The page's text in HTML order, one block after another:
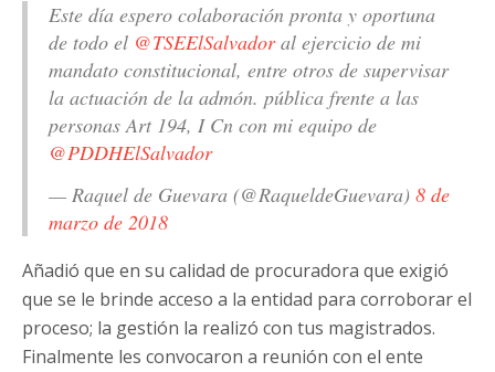
Este día espero colaboración pronta y oportuna
de todo el @TSEElSalvadoral ejercicio de mi
mandato constitucional, entre otros de supervisar
la actuación de la admón. pública frente a las
personas Art 194, I Cn con mi equipo de
@PDDHElSalvador
— Raquel de Guevara (@RaqueldeGuevara) 8 de
marzo de 2018
Añadió que en su calidad de procuradora que exigió
que se le brinde acceso a la entidad para corroborar el
proceso; la gestión la realizó con tus magistrados.
Finalmente les convocaron a reunión con el ente